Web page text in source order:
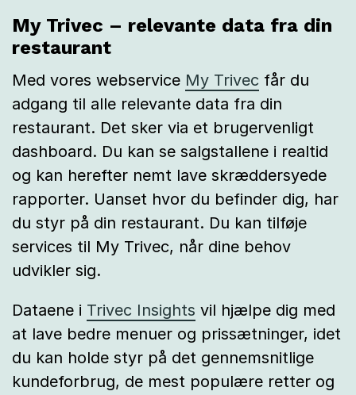
My Trivec – relevante data fra din
restaurant
Med vores webservice My Trivec får du
adgang til alle relevante data fra din
restaurant. Det sker via et brugervenligt
dashboard. Du kan se salgstallene i realtid
og kan herefter nemt lave skræddersyede
rapporter. Uanset hvor du befinder dig, har
du styr på din restaurant. Du kan tilføje
services til My Trivec, når dine behov
udvikler sig.
Dataene i Trivec Insights vil hjælpe dig med
at lave bedre menuer og prissætninger, idet
du kan holde styr på det gennemsnitlige
kundeforbrug, de mest populære retter og